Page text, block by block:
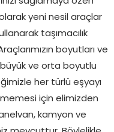
yeni nesil araçlar
taşımacılık
boyutları ve
ve orta boyutlu
her türlü eşyayı
için elimizden
kamyon ve